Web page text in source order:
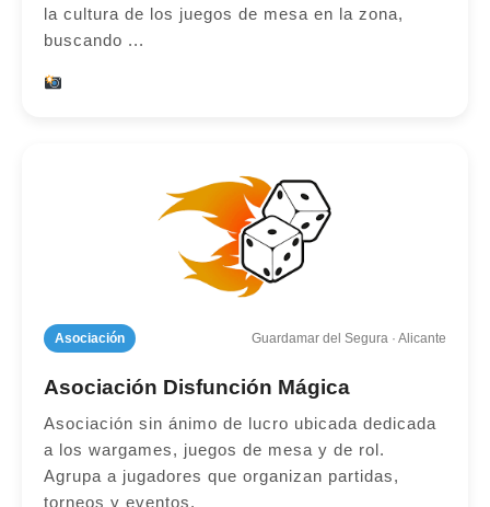
la cultura de los juegos de mesa en la zona,
buscando ...
Asociación Guardamar del Segura · Alicante
Asociación Disfunción Mágica
Asociación sin ánimo de lucro ubicada dedicada
a los wargames, juegos de mesa y de rol.
Agrupa a jugadores que organizan partidas,
torneos y eventos.